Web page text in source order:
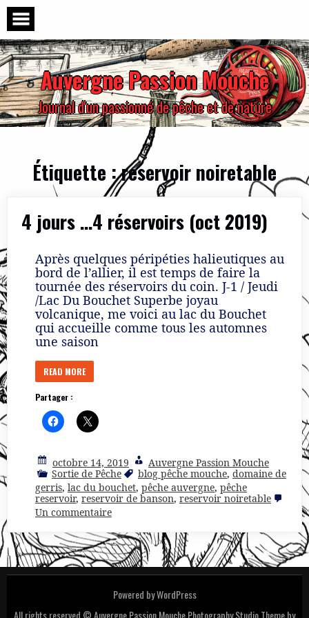
Skip
content
Auvergne Passion Mouche
Journal d'un passionné de pêche et de nature
Étiquette :reservoir noiretable
4 jours …4 réservoirs (oct 2019)
Après quelques péripéties halieutiques au
bord de l’allier, il est temps de faire la
tournée des réservoirs du coin. J-1 / Jeudi
/Lac Du Bouchet Superbe joyau
volcanique, me voici au lac du Bouchet
qui accueille comme tous les automnes
une saison
READ MORE
Partager :
octobre 14, 2019
Auvergne Passion Mouche
Sortie de Pêche
blog pêche mouche, domaine de
gerris, lac du bouchet, pêche auvergne, pêche
reservoir, reservoir de banson, reservoir noiretable
Un commentairesur
jours
…
4
réservoirs
(oct
2019)
Powered by WordPress
All rights reserved © Auvergne Passion MouchePhotography Studio Theme by